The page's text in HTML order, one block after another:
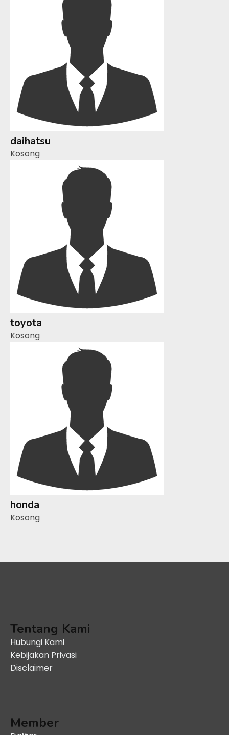
daihatsu
Kosong
toyota
Kosong
honda
Kosong
Tentang Kami
Hubungi Kami
Kebijakan Privasi
Disclaimer
Member